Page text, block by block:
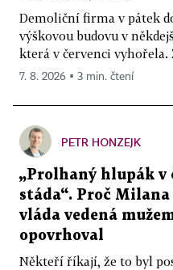
Demoliční firma v pátek
výškovou budovu v
která v červenci vyhořela.
7. 8. 2026 ▪ 3 min. čtení
PETR HONZEJK
„Prolhaný hlupák v
stáda“. Proč
vláda vedená
opovrhoval
Někteří říkají, že to byl